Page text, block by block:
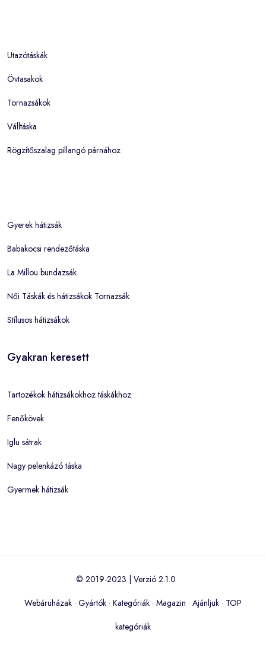
Utazótáskák
Övtasakok
Tornazsákok
Válltáska
Rögzítőszalag pillangó párnához
Gyerek hátizsák
Babakocsi rendezőtáska
La Millou bundazsák
Női Táskák és hátizsákok Tornazsák
Stílusos hátizsákok
Gyakran keresett
Tartozékok hátizsákokhoz táskákhoz
Fenőkövek
Iglu sátrak
Nagy pelenkázó táska
Gyermek hátizsák
© 2019-2023 | Verzió 2.1.0
Webáruházak · Gyártók · Kategóriák · Magazin · Ajánljuk · TOP
kategóriák